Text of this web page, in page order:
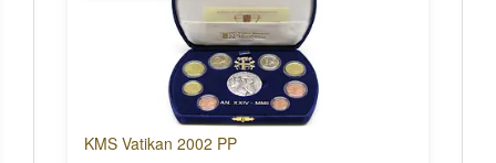
KMS Vatikan 2002 PP